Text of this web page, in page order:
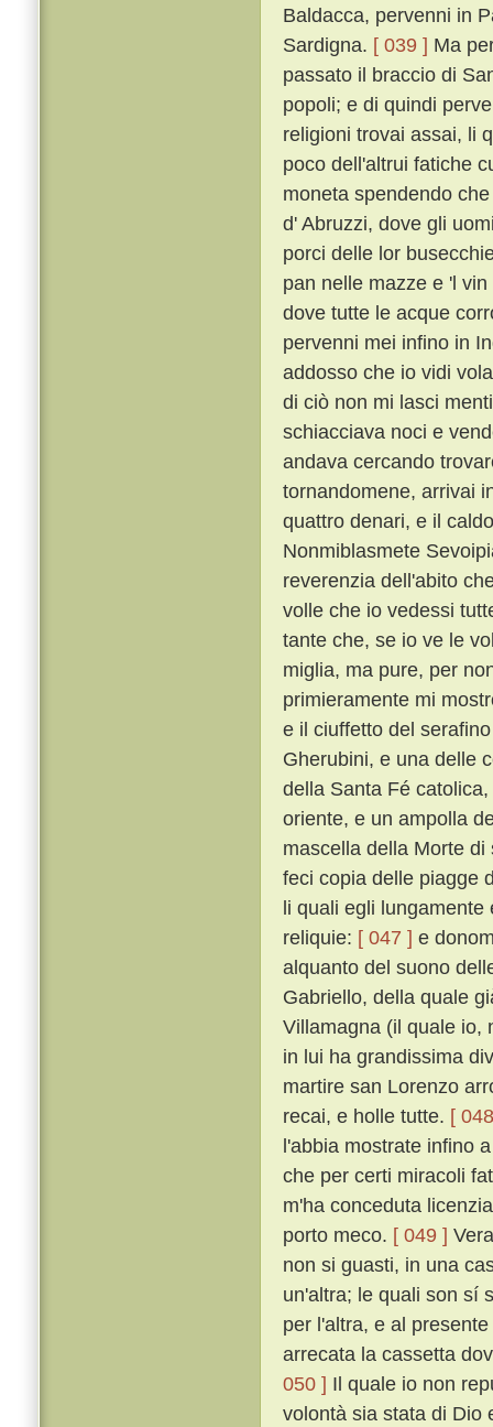
Baldacca, pervenni in
Sardigna. [ 039 ] Ma
passato il braccio di
popoli; e di quindi
religioni trovai assai, li
poco dell'altrui fatiche
moneta spendendo
d' Abruzzi, dove gli
porci delle lor
pan nelle mazze e 'l
dove tutte le acque
pervenni mei infino in
addosso che io vidi
di ciò non mi lasci
schiacciava noci e
andava cercando
tornandomene, arrivai
quattro denari, e il
Nonmiblasmete
reverenzia dell'abito
volle che io vedessi
tante che, se io ve le
miglia, ma pure, per
primieramente mi
e il ciuffetto del
Gherubini, e una delle
della Santa Fé
oriente, e un ampolla
mascella della Morte
feci copia delle piagge
li quali egli
reliquie: [ 047 ] e
alquanto del suono
Gabriello, della quale
Villamagna (il quale io,
in lui ha grandissima
martire san Lorenzo
recai, e holle tutte. [
l'abbia mostrate infino
che per certi miracoli
m'ha conceduta
porto meco. [ 049 ]
non si guasti, in una
un'altra; le quali son sí
per l'altra, e al
arrecata la cassetta
050 ] Il quale io non
volontà sia stata di Dio